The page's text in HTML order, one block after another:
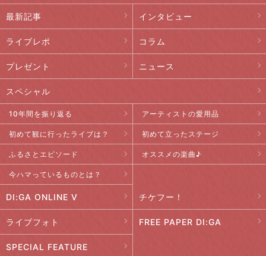
最新記事 インタビュー
ライブレポ コラム
プレゼント ニュース
スペシャル
10年間を振り返る アーティストの愛用品
初めて観に行ったライブは？ 初めて立ったステージ
ふるさとエピソード オススメの楽曲♪
今ハマっているものとは？
DI:GA ONLINE V チケフー！
ライブフォト FREE PAPER DI:GA
SPECIAL FEATURE